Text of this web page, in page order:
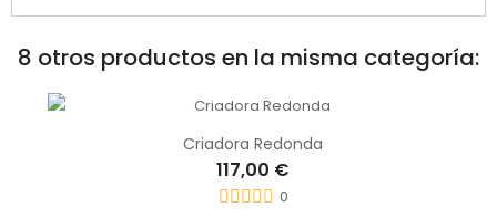
8 otros productos en la misma categoría:
Criadora Redonda
117,00 €
0